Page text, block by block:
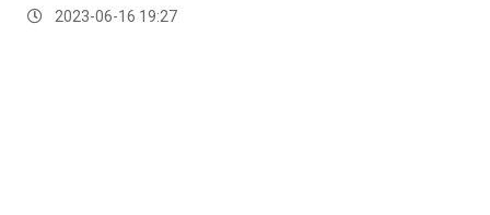
2023-06-16 19:27